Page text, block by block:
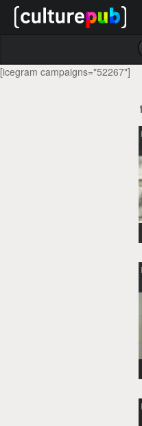
[icegram campaigns="52267"]